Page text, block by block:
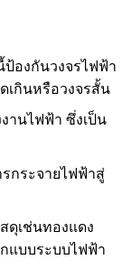
องกันวงจรไฟฟ้า
เกินหรือวงจรสั้น
านไฟฟ้า ซึ่งเป็น
กระจายไฟฟ้าสู่
ดุเช่นทองแดง
แบบระบบไฟฟ้า